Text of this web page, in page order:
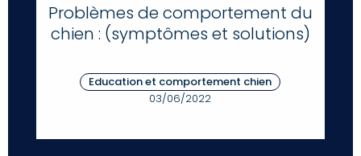
Problèmes de comportement du
chien : (symptômes et solutions)
Education et comportement chien
03/06/2022